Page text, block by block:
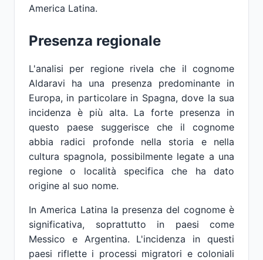
America Latina.
Presenza regionale
L'analisi per regione rivela che il cognome
Aldaravi ha una presenza predominante in
Europa, in particolare in Spagna, dove la sua
incidenza è più alta. La forte presenza in
questo paese suggerisce che il cognome
abbia radici profonde nella storia e nella
cultura spagnola, possibilmente legate a una
regione o località specifica che ha dato
origine al suo nome.
In America Latina la presenza del cognome è
significativa, soprattutto in paesi come
Messico e Argentina. L'incidenza in questi
paesi riflette i processi migratori e coloniali